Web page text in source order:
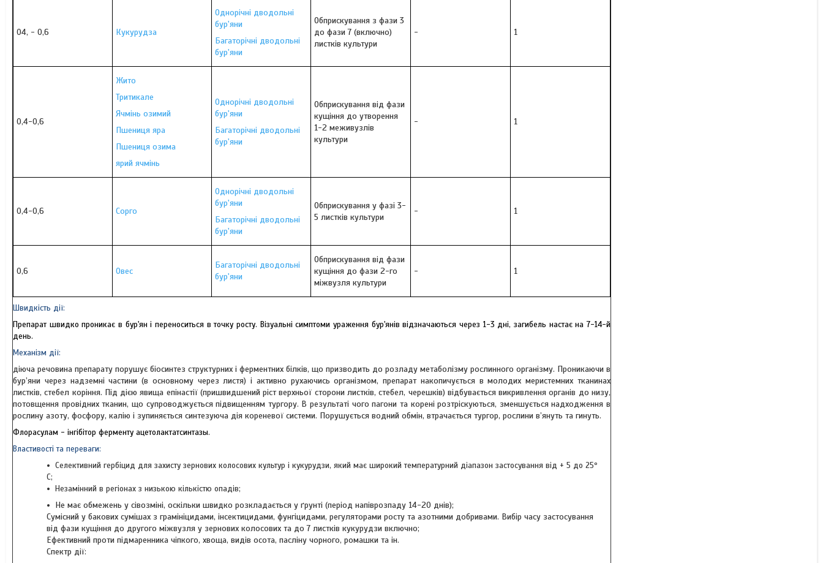
04, - 0,6 Кукурудза
Однорічні дводольні
бур'яни
Багаторічні дводольні
бур'яни
Обприскування з фази 3
до фази 7 (включно)
листків культури
- 1
0,4-0,6
Жито
Тритикале
Ячмінь озимий
Пшениця яра
Пшениця озима
ярий ячмінь
Однорічні дводольні
бур'яни
Багаторічні дводольні
бур'яни
Обприскування від фази
кущіння до утворення
1-2 меживузлів
культури
- 1
0,4-0,6 Сорго
Однорічні дводольні
бур'яни
Багаторічні дводольні
бур'яни
Обприскування у фазі 3-
5 листків культури
- 1
0,6 Овес
Багаторічні дводольні
бур'яни
Обприскування від фази
кущіння до фази 2-го
міжвузля культури
- 1
Швидкість дії:
Препарат швидко проникає в бур'ян і переноситься в точку росту. Візуальні симптоми ураження бур'янів відзначаються через 1-3 дні, загибель настає на 7-14-й
день.
Механізм дії:
діюча речовина препарату порушує біосинтез структурних і ферментних білків, що призводить до розладу метаболізму рослинного організму. Проникаючи в
бур’яни через надземні частини (в основному через листя) і активно рухаючись організмом, препарат накопичується в молодих меристемних тканинах
листків, стебел коріння. Під дією явища епінастії (пришвидшений ріст верхньої сторони листків, стебел, черешків) відбувається викривлення органів до низу,
потовщення провідних тканин, що супроводжується підвищенням тургору. В результаті чого пагони та корені розтріскуються, зменшується надходження в
рослину азоту, фосфору, калію і зупиняється синтезуюча дія кореневої системи. Порушується водний обмін, втрачається тургор, рослини в’януть та гинуть.
Флорасулам - інгібітор ферменту ацетолактатсинтазы.
Властивості та переваги:
Селективний гербіцид для захисту зернових колосових культур і кукурудзи, який має широкий температурний діапазон застосування від + 5 до 25º
С;
Незамінний в регіонах з низькою кількістю опадів;
Не має обмежень у сівозміні, оскільки швидко розкладається у ґрунті (період напіврозпаду 14-20 днів);
Сумісний у бакових сумішах з грамініцидами, інсектицидами, фунгіцидами, регуляторами росту та азотними добривами. Вибір часу застосування
від фази кущіння до другого міжвузля у зернових колосових та до 7 листків кукурудзи включно;
Ефективний проти підмаренника чіпкого, хвоща, видів осота, пасліну чорного, ромашки та ін.
Спектр дії: